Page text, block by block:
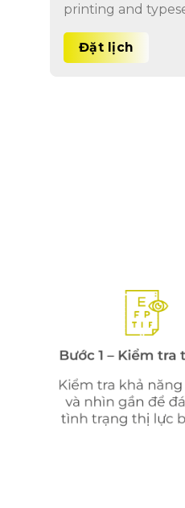
printing and
Đặt lịch